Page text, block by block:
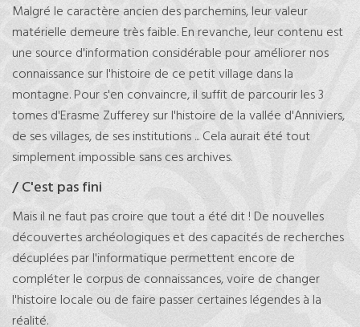
Malgré le caractère ancien des parchemins, leur valeur
matérielle demeure très faible. En revanche, leur contenu est
une source d'information considérable pour améliorer nos
connaissance sur l'histoire de ce petit village dans la
montagne. Pour s'en convaincre, il suffit de parcourir les 3
tomes d'Erasme Zufferey sur l'histoire de la vallée d'Anniviers,
de ses villages, de ses institutions ... Cela aurait été tout
simplement impossible sans ces archives.
/ C'est pas fini
Mais il ne faut pas croire que tout a été dit ! De nouvelles
découvertes archéologiques et des capacités de recherches
décuplées par l'informatique permettent encore de
compléter le corpus de connaissances, voire de changer
l'histoire locale ou de faire passer certaines légendes à la
réalité.